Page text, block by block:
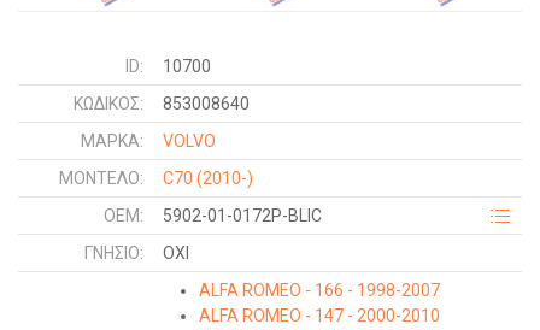
ID:
10700
ΚΩΔΙΚΌΣ:
853008640
ΜΑΡΚΑ:
VOLVO
ΜΟΝΤΕΛΟ:
C70 (2010-)
OEM:
5902-01-0172P-BLIC
ΓΝΉΣΙΟ:
ΟΧΙ
ALFA ROMEO - 166 - 1998-2007
ALFA ROMEO - 147 - 2000-2010